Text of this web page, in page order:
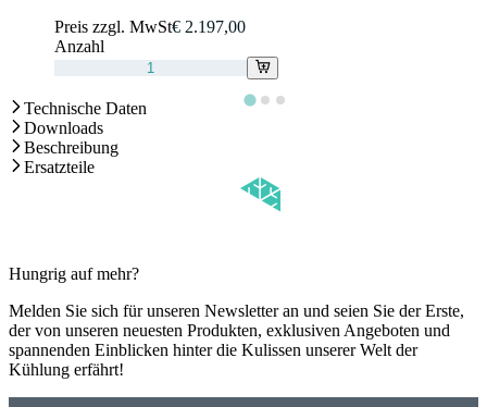
Preis zzgl. MwSt€ 2.197,00
Anzahl
Technische Daten
Downloads
Beschreibung
Ersatzteile
Hungrig auf mehr?
Melden Sie sich für unseren Newsletter an und seien Sie der Erste,
der von unseren neuesten Produkten, exklusiven Angeboten und
spannenden Einblicken hinter die Kulissen unserer Welt der
Kühlung erfährt!